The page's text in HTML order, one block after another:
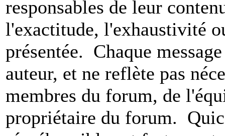
responsables de leur
l'exactitude, l'exhaustivité
présentée. Chaque
auteur, et ne reflète pas
membres du forum, de
propriétaire du forum.